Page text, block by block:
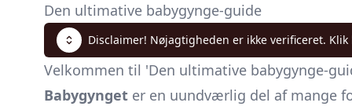
Den ultimative babygynge-guide
Disclaimer! Nøjagtigheden er ikke verificeret.
Velkommen til 'Den ultimative babygynge-
Babygynget er en uundværlig del af mange